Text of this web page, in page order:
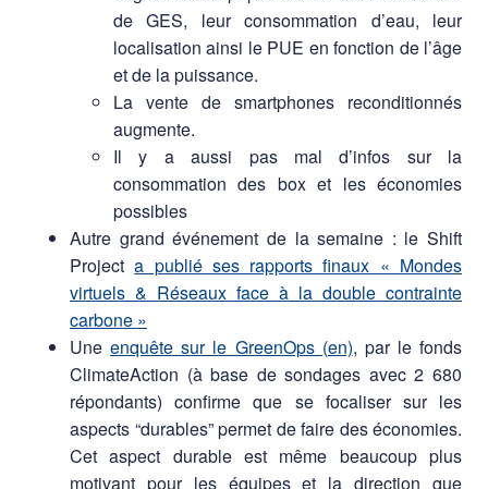
de GES, leur consommation d’eau, leur
localisation ainsi le PUE en fonction de l’âge
et de la puissance.
La vente de smartphones reconditionnés
augmente.
Il y a aussi pas mal d’infos sur la
consommation des box et les économies
possibles
Autre grand événement de la semaine : le Shift
Projecta publié ses rapports finaux « Mondes
virtuels & Réseaux face à la double contrainte
carbone »
Uneenquête sur le GreenOps (en), par le fonds
ClimateAction (à base de sondages avec 2 680
répondants) confirme que se focaliser sur les
aspects “durables” permet de faire des économies.
Cet aspect durable est même beaucoup plus
motivant pour les équipes et la direction que